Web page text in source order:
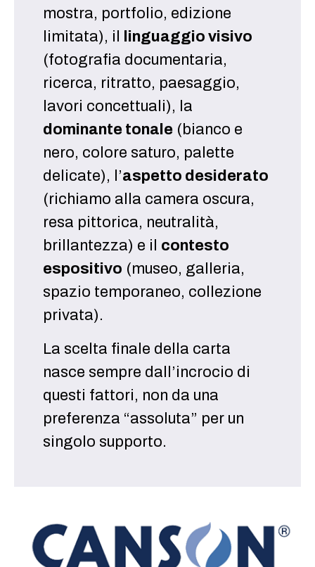
mostra, portfolio, edizione
limitata), il
linguaggio visivo
(fotografia documentaria,
ricerca, ritratto, paesaggio,
lavori concettuali), la
dominante tonale(bianco e
nero, colore saturo, palette
delicate), l’aspetto desiderato
(richiamo alla camera oscura,
resa pittorica, neutralità,
brillantezza) e il contesto
espositivo (museo, galleria,
spazio temporaneo, collezione
privata).
La scelta finale della carta
nasce sempre dall’incrocio di
questi fattori, non da una
preferenza “assoluta” per un
singolo supporto.